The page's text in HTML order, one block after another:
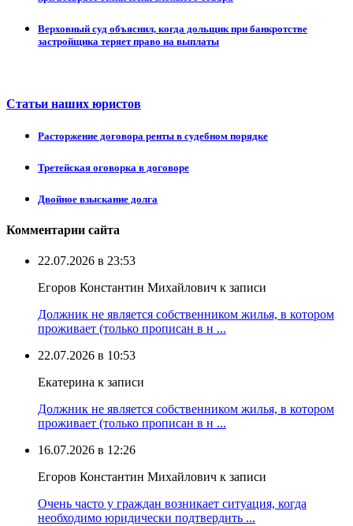
Верховный суд объяснил, когда дольщик при банкротстве
застройщика теряет право на выплаты
Статьи наших юристов
Расторжение договора ренты в судебном порядке
Третейская оговорка в договоре
Двойное взыскание долга
Комментарии сайта
22.07.2026 в 23:53
Егоров Константин Михайлович к записи
Должник не является собственником жилья, в котором
проживает (только прописан в н ...
22.07.2026 в 10:53
Екатерина к записи
Должник не является собственником жилья, в котором
проживает (только прописан в н ...
16.07.2026 в 12:26
Егоров Константин Михайлович к записи
Очень часто у граждан возникает ситуация, когда
необходимо юридически подтвердить ...